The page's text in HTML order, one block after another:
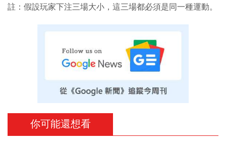
註：假設玩家下注三場大小，這三場都必須是同一種運動。
你可能還想看